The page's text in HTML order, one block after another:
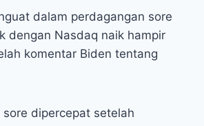
dalam perdagangan sore
dengan Nasdaq naik hampir
komentar Biden tentang
sore dipercepat setelah